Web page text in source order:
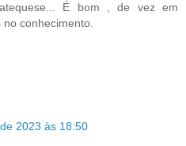
É bom , de vez em
conhecimento.
2023 às 18:50